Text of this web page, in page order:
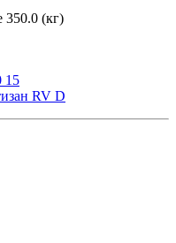
350.0 (кг)
15
RV D